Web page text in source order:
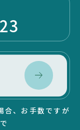
合、お手数ですが